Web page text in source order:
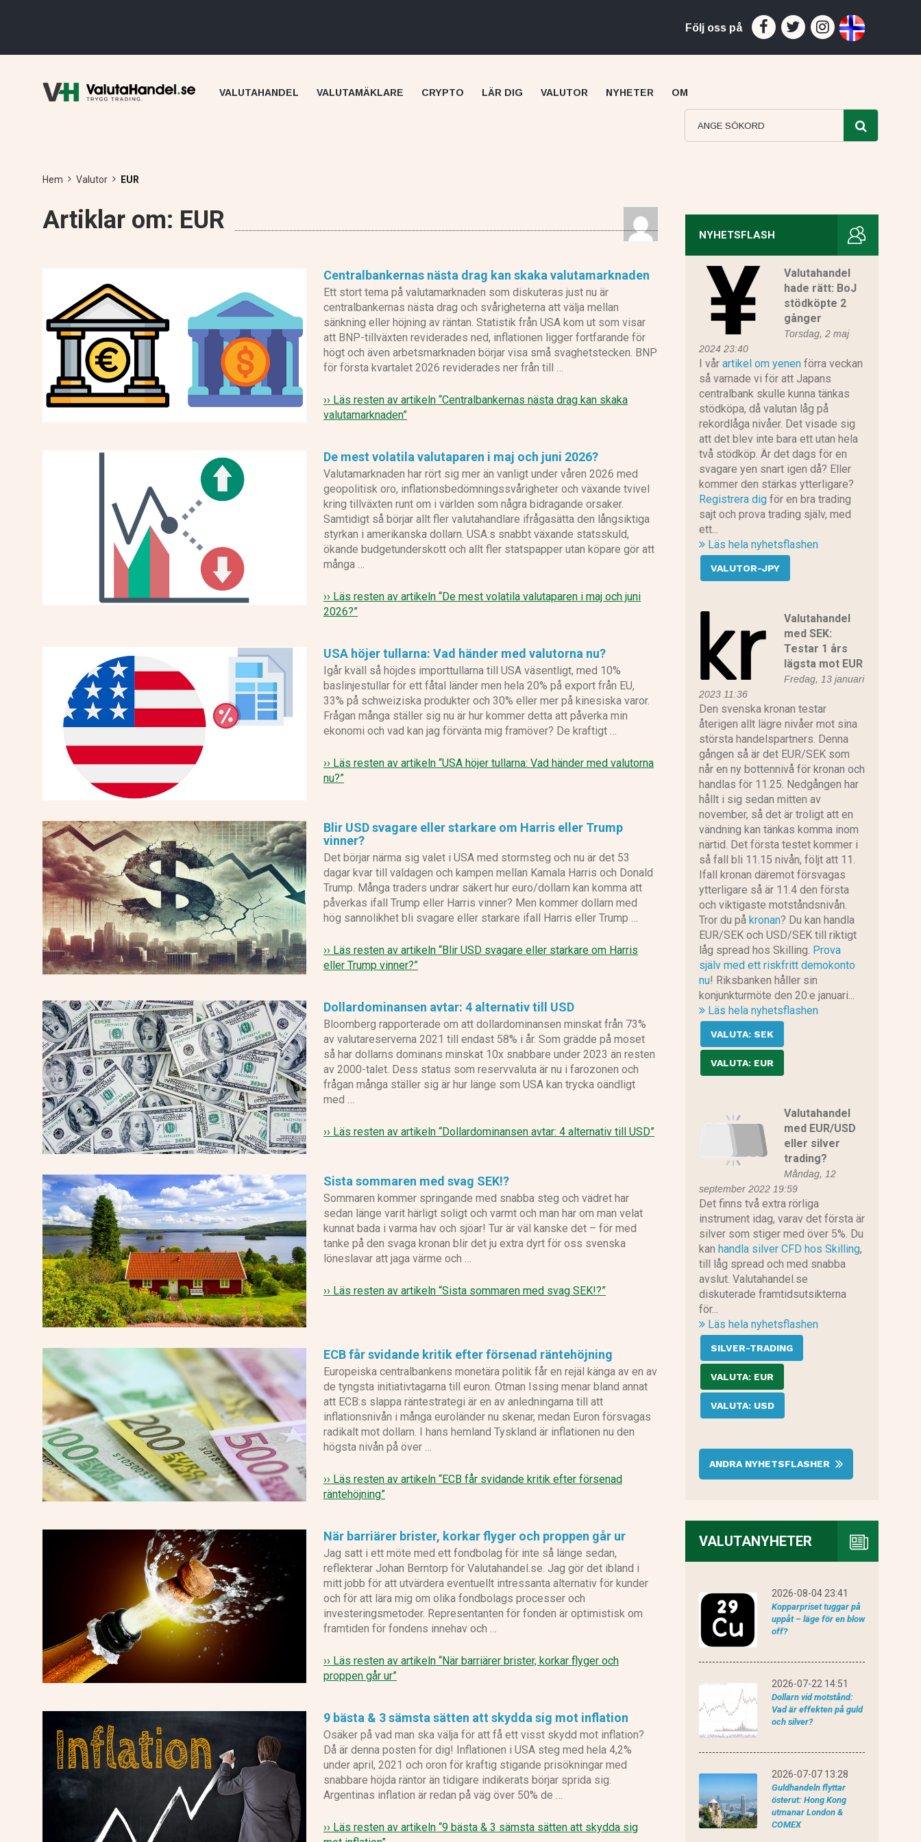
Följ oss på
VALUTAHANDEL VALUTAMÄKLARE
eToro recension CMC Markets recension
Plus 500 recension
CRYPTO LÄR DIG VALUTOR NYHETER OM
Hem Valutor EUR
Artiklar om: EUR
Centralbankernas nästa drag kan skaka valutamarknaden
Ett stort tema på valutamarknaden som diskuteras just nu är
centralbankernas nästa drag och svårigheterna att välja mellan
sänkning eller höjning av räntan. Statistik från USA kom ut som visar
att BNP-tillväxten reviderades ned, inflationen ligger fortfarande för
högt och även arbetsmarknaden börjar visa små svaghetstecken. BNP
för första kvartalet 2026 reviderades ner från till …
›› Läs resten av artikeln “Centralbankernas nästa drag kan skaka
valutamarknaden”
De mest volatila valutaparen i maj och juni 2026?
Valutamarknaden har rört sig mer än vanligt under våren 2026 med
geopolitisk oro, inflationsbedömningssvårigheter och växande tvivel
kring tillväxten runt om i världen som några bidragande orsaker.
Samtidigt så börjar allt fler valutahandlare ifrågasätta den långsiktiga
styrkan i amerikanska dollarn. USA:s snabbt växande statsskuld,
ökande budgetunderskott och allt fler statspapper utan köpare gör att
många …
›› Läs resten av artikeln “De mest volatila valutaparen i maj och juni
2026?”
USA höjer tullarna: Vad händer med valutorna nu?
Igår kväll så höjdes importtullarna till USA väsentligt, med 10%
baslinjestullar för ett fåtal länder men hela 20% på export från EU,
33% på schweiziska produkter och 30% eller mer på kinesiska varor.
Frågan många ställer sig nu är hur kommer detta att påverka min
ekonomi och vad kan jag förvänta mig framöver? De kraftigt …
›› Läs resten av artikeln “USA höjer tullarna: Vad händer med valutorna
nu?”
Blir USD svagare eller starkare om Harris eller Trump
vinner?
Det börjar närma sig valet i USA med stormsteg och nu är det 53
dagar kvar till valdagen och kampen mellan Kamala Harris och Donald
Trump. Många traders undrar säkert hur euro/dollarn kan komma att
påverkas ifall Trump eller Harris vinner? Men kommer dollarn med
hög sannolikhet bli svagare eller starkare ifall Harris eller Trump …
›› Läs resten av artikeln “Blir USD svagare eller starkare om Harris
eller Trump vinner?”
Dollardominansen avtar: 4 alternativ till USD
Bloomberg rapporterade om att dollardominansen minskat från 73%
av valutareserverna 2021 till endast 58% i år. Som grädde på moset
så har dollarns dominans minskat 10x snabbare under 2023 än resten
av 2000-talet. Dess status som reservvaluta är nu i farozonen och
frågan många ställer sig är hur länge som USA kan trycka oändligt
med …
›› Läs resten av artikeln “Dollardominansen avtar: 4 alternativ till USD”
Sista sommaren med svag SEK!?
Sommaren kommer springande med snabba steg och vädret har
sedan länge varit härligt soligt och varmt och man har om man velat
kunnat bada i varma hav och sjöar! Tur är väl kanske det – för med
tanke på den svaga kronan blir det ju extra dyrt för oss svenska
löneslavar att jaga värme och …
›› Läs resten av artikeln “Sista sommaren med svag SEK!?”
ECB får svidande kritik efter försenad räntehöjning
Europeiska centralbankens monetära politik får en rejäl känga av en av
de tyngsta initiativtagarna till euron. Otman Issing menar bland annat
att ECB:s slappa räntestrategi är en av anledningarna till att
inflationsnivån i många euroländer nu skenar, medan Euron försvagas
radikalt mot dollarn. I hans hemland Tyskland är inflationen nu den
högsta nivån på över …
›› Läs resten av artikeln “ECB får svidande kritik efter försenad
räntehöjning”
När barriärer brister, korkar flyger och proppen går ur
Jag satt i ett möte med ett fondbolag för inte så länge sedan,
reflekterar Johan Berntorp för Valutahandel.se. Jag gör det ibland i
mitt jobb för att utvärdera eventuellt intressanta alternativ för kunder
och för att lära mig om olika fondbolags processer och
investeringsmetoder. Representanten för fonden är optimistisk om
framtiden för fondens innehav och …
›› Läs resten av artikeln “När barriärer brister, korkar flyger och
proppen går ur”
9 bästa & 3 sämsta sätten att skydda sig mot inflation
Osäker på vad man ska välja för att få ett visst skydd mot inflation?
Då är denna posten för dig! Inflationen i USA steg med hela 4,2%
under april, 2021 och oron för kraftig stigande prisökningar med
snabbare höjda räntor än tidigare indikerats börjar sprida sig.
Argentinas inflation är redan på väg över 50% de …
›› Läs resten av artikeln “9 bästa & 3 sämsta sätten att skydda sig
NYHETSFLASH
Valutahandel
hade rätt: BoJ
stödköpte 2
gånger
Torsdag, 2 maj
2024 23:40
I vår artikel om yenenförra veckan
så varnade vi för att Japans
centralbank skulle kunna tänkas
stödköpa, då valutan låg på
rekordlåga nivåer. Det visade sig
att det blev inte bara ett utan hela
två stödköp. Är det dags för en
svagare yen snart igen då? Eller
kommer den stärkas ytterligare?
Registrera digför en bra trading
sajt och prova trading själv, med
ett...
Läs hela nyhetsflashen
VALUTOR-JPY
Valutahandel
med SEK:
Testar 1 års
lägsta mot EUR
Fredag, 13 januari
2023 11:36
Den svenska kronan testar
återigen allt lägre nivåer mot sina
största handelspartners. Denna
gången så är det EUR/SEK som
når en ny bottennivå för kronan och
handlas för 11.25. Nedgången har
hållt i sig sedan mitten av
november, så det är troligt att en
vändning kan tänkas komma inom
närtid. Det första testet kommer i
så fall bli 11.15 nivån, följt att 11.
Ifall kronan däremot försvagas
ytterligare så är 11.4 den första
och viktigaste motståndsnivån.
Tror du på kronan? Du kan handla
EUR/SEK och USD/SEK till riktigt
låg spread hos Skilling. Prova
själv med ett riskfritt demokonto
nu! Riksbanken håller sin
konjunkturmöte den 20:e januari...
Läs hela nyhetsflashen
VALUTA: SEK
VALUTA: EUR
Valutahandel
med EUR/USD
eller silver
trading?
Måndag, 12
september 2022 19:59
Det finns två extra rörliga
instrument idag, varav det första är
silver som stiger med över 5%. Du
kan handla silver CFD hos Skilling,
till låg spread och med snabba
avslut. Valutahandel.se
diskuterade framtidsutsikterna
för...
Läs hela nyhetsflashen
SILVER-TRADING
VALUTA: EUR
VALUTA: USD
ANDRA NYHETSFLASHER
VALUTANYHETER
2026-08-04 23:41
Kopparpriset tuggar på
uppåt – läge för en blow
off?
2026-07-22 14:51
Dollarn vid motstånd:
Vad är effekten på guld
och silver?
2026-07-07 13:28
Guldhandeln flyttar
österut: Hong Kong
utmanar London &
COMEX